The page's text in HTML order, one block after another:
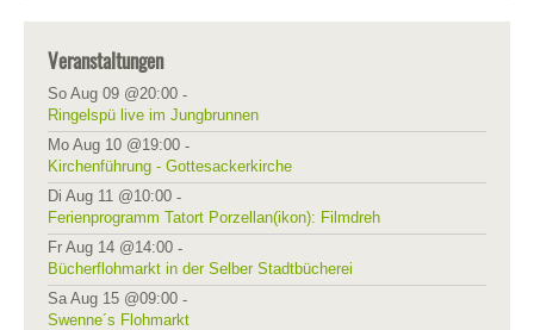
Veranstaltungen
So Aug 09 @20:00 -
Ringelspü live im Jungbrunnen
Mo Aug 10 @19:00 -
Kirchenführung - Gottesackerkirche
Di Aug 11 @10:00 -
Ferienprogramm Tatort Porzellan(ikon): Filmdreh
Fr Aug 14 @14:00 -
Bücherflohmarkt in der Selber Stadtbücherei
Sa Aug 15 @09:00 -
Swenne´s Flohmarkt